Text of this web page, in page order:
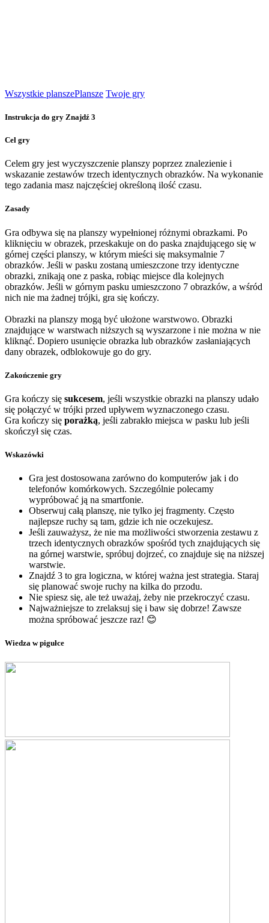
Wszystkie planszePlansze Twoje gry
Instrukcja do gry Znajdź 3
Cel gry
Celem gry jest wyczyszczenie planszy poprzez znalezienie i
wskazanie zestawów trzech identycznych obrazków. Na wykonanie
tego zadania masz najczęściej określoną ilość czasu.
Zasady
Gra odbywa się na planszy wypełnionej różnymi obrazkami. Po
kliknięciu w obrazek, przeskakuje on do paska znajdującego się w
górnej części planszy, w którym mieści się maksymalnie 7
obrazków. Jeśli w pasku zostaną umieszczone trzy identyczne
obrazki, znikają one z paska, robiąc miejsce dla kolejnych
obrazków. Jeśli w górnym pasku umieszczono 7 obrazków, a wśród
nich nie ma żadnej trójki, gra się kończy.
Obrazki na planszy mogą być ułożone warstwowo. Obrazki
znajdujące w warstwach niższych są wyszarzone i nie można w nie
kliknąć. Dopiero usunięcie obrazka lub obrazków zasłaniających
dany obrazek, odblokowuje go do gry.
Zakończenie gry
Gra kończy się sukcesem, jeśli wszystkie obrazki na planszy udało
się połączyć w trójki przed upływem wyznaczonego czasu.
Gra kończy się porażką, jeśli zabrakło miejsca w pasku lub jeśli
skończył się czas.
Wskazówki
Gra jest dostosowana zarówno do komputerów jak i do
telefonów komórkowych. Szczególnie polecamy
wypróbować ją na smartfonie.
Obserwuj całą planszę, nie tylko jej fragmenty. Często
najlepsze ruchy są tam, gdzie ich nie oczekujesz.
Jeśli zauważysz, że nie ma możliwości stworzenia zestawu z
trzech identycznych obrazków spośród tych znajdujących się
na górnej warstwie, spróbuj dojrzeć, co znajduje się na niższej
warstwie.
Znajdź 3 to gra logiczna, w której ważna jest strategia. Staraj
się planować swoje ruchy na kilka do przodu.
Nie spiesz się, ale też uważaj, żeby nie przekroczyć czasu.
Najważniejsze to zrelaksuj się i baw się dobrze! Zawsze
można spróbować jeszcze raz! 😊
Wiedza w pigułce